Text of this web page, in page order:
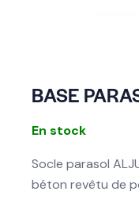
BASE
En stock
Socle parasol
béton revêtu de